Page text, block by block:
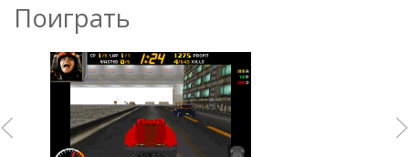
Поиграть